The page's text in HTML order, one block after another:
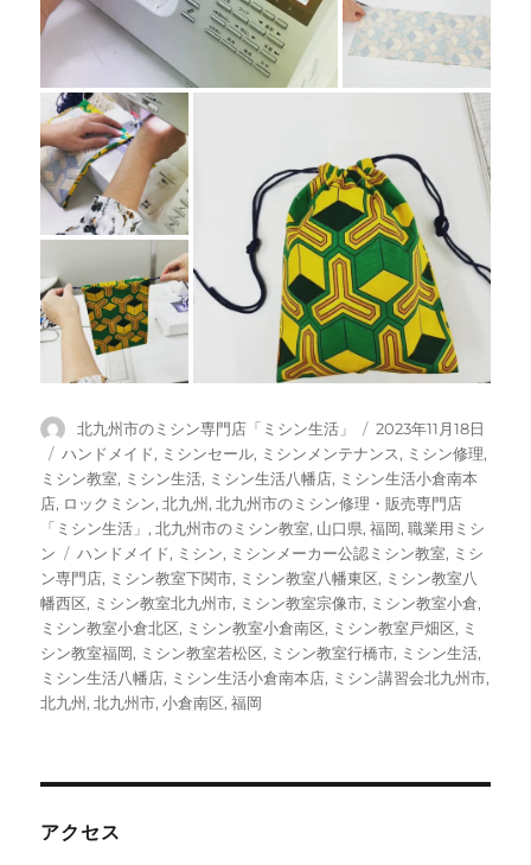
投
稿
者
北九州市のミシン専門店「ミシン生活」
投
稿
日:
2023年11月18日
カ
テ
ゴ
リ
ー
ハンドメイド, ミシンセール, ミシンメンテナンス, ミシン修理,
ミシン教室, ミシン生活, ミシン生活八幡店, ミシン生活小倉南本
店, ロックミシン,北九州 ,北九州市のミシン修理・販売専門店
「ミシン生活」 ,北九州市のミシン教室, 山口県,福岡,職業用ミシ
ン
タ
グ
ハンドメイド, ミシン, ミシンメーカー公認ミシン教室, ミシ
ン専門店, ミシン教室下関市, ミシン教室八幡東区, ミシン教室八
幡西区, ミシン教室北九州市, ミシン教室宗像市, ミシン教室小倉,
ミシン教室小倉北区, ミシン教室小倉南区, ミシン教室戸畑区, ミ
シン教室福岡, ミシン教室若松区, ミシン教室行橋市, ミシン生活,
ミシン生活八幡店, ミシン生活小倉南本店, ミシン講習会北九州市,
北九州 ,北九州市,小倉南区,福岡
アクセス